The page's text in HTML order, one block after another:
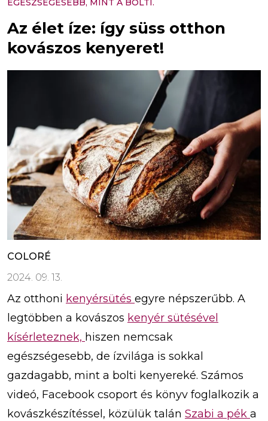
EGÉSZSÉGESEBB, MINT A BOLTI.
Az élet íze: így süss otthon
kovászos kenyeret!
COLORÉ
2024. 09. 13.
Az otthoni kenyérsütés egyre népszerűbb. A
legtöbben a kovászos kenyér sütésével
kísérleteznek, hiszen nemcsak
egészségesebb, de ízvilága is sokkal
gazdagabb, mint a bolti kenyereké. Számos
videó, Facebook csoport és könyv foglalkozik a
kovászkészítéssel, közülük talán Szabi a pék a